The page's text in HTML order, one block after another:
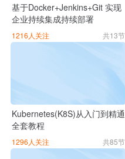
基于Docker+Jenkins+Git 实现
企业持续集成持续部署
（CI/CD）
1216人关注 共13节
Kubernetes(K8S)从入门到精通
全套教程
1296人关注 共85节